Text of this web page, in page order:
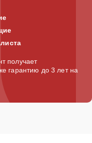
получает
гарантию до 3 лет на